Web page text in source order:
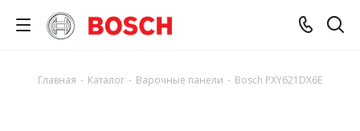
Главная - Каталог - Варочные панели - Bosch PXY621DX6E